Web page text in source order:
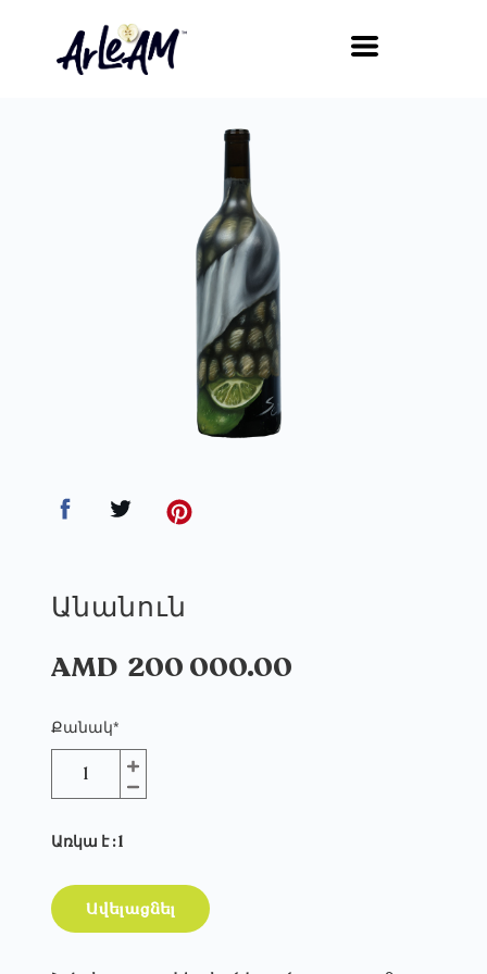
Անանուն
AMD 200 000.00
Քանակ*
Առկա է: 1
Ավելացնել